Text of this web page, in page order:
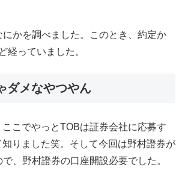
かを調べました。このとき、約定か
経っていました。
ダメなやつやん
こでやっとTOBは証券会社に応募す
りました笑。そして今回は野村證券が
、野村證券の口座開設必要でした。